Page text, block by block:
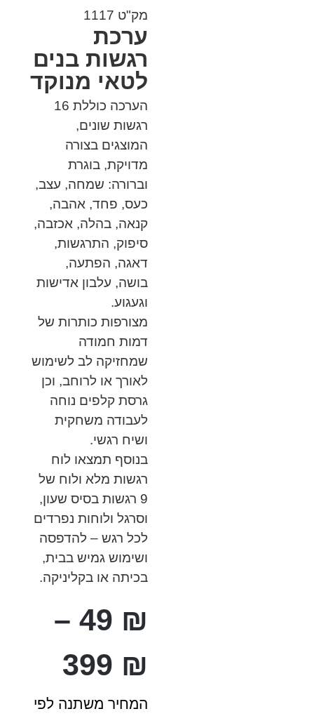
מק"ט 1117
ערכת
רגשות בנים
לטאי מנוקד
הערכה כוללת 16
רגשות שונים,
המוצגים בצורה
מדויקת, בוגרת
וברורה: שמחה, עצב,
כעס, פחד, אהבה,
קנאה, בהלה, אכזבה,
סיפוק, התרגשות,
דאגה, הפתעה,
בושה, עלבון אדישות
וגעגוע.
מצורפות כותרות של
דמות חמודה
שמחזיקה לב לשימוש
לאורך או לרוחב, וכן
גרסת קלפים נוחה
לעבודה משחקית
ושיח רגשי.
בנוסף תמצאו לוח
רגשות מלא ולוח של
9 רגשות בסיס שעון,
וסרגל ולוחות נפרדים
לכל רגש – להדפסה
ושימוש גמיש בבית,
בכיתה או בקליניקה.
49 ₪
–
399 ₪
המחיר משתנה לפי